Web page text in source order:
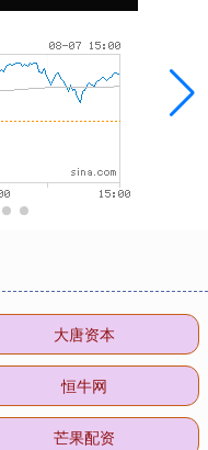
大唐资本
恒牛网
芒果配资